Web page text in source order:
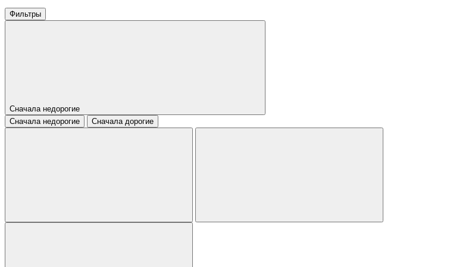
Фильтры
Сначала недорогие
Сначала недорогие
Сначала дорогие